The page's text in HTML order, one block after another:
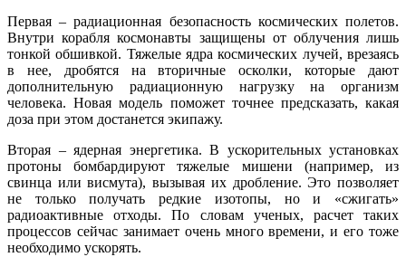
Первая – радиационная безопасность космических полетов.
Внутри корабля космонавты защищены от облучения лишь
тонкой обшивкой. Тяжелые ядра космических лучей, врезаясь
в нее, дробятся на вторичные осколки, которые дают
дополнительную радиационную нагрузку на организм
человека. Новая модель поможет точнее предсказать, какая
доза при этом достанется экипажу.
Вторая – ядерная энергетика. В ускорительных установках
протоны бомбардируют тяжелые мишени (например, из
свинца или висмута), вызывая их дробление. Это позволяет
не только получать редкие изотопы, но и «сжигать»
радиоактивные отходы. По словам ученых, расчет таких
процессов сейчас занимает очень много времени, и его тоже
необходимо ускорять.